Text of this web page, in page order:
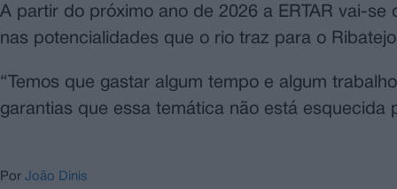
A partir do próximo ano de 2026 a ERTAR vai-
nas potencialidades que o rio traz para o
“Temos que gastar algum tempo e algum
garantias que essa temática não está esquecida
Por João Dinis